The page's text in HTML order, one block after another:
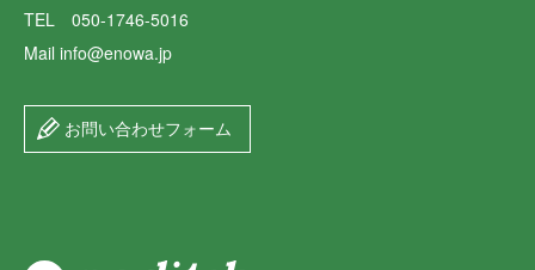
TEL 050-1746-5016
Mail info@enowa.jp
お問い合わせフォーム